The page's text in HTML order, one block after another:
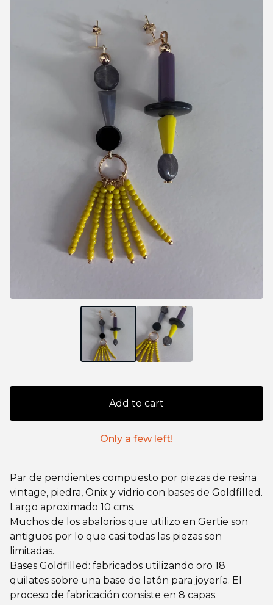
Add to cart
Only a few left!
Par de pendientes compuesto por piezas de resina
vintage, piedra, Onix y vidrio con bases de Goldfilled.
Largo aproximado 10 cms.
Muchos de los abalorios que utilizo en Gertie son
antiguos por lo que casi todas las piezas son
limitadas.
Bases Goldfilled: fabricados utilizando oro 18
quilates sobre una base de latón para joyería. El
proceso de fabricación consiste en 8 capas.